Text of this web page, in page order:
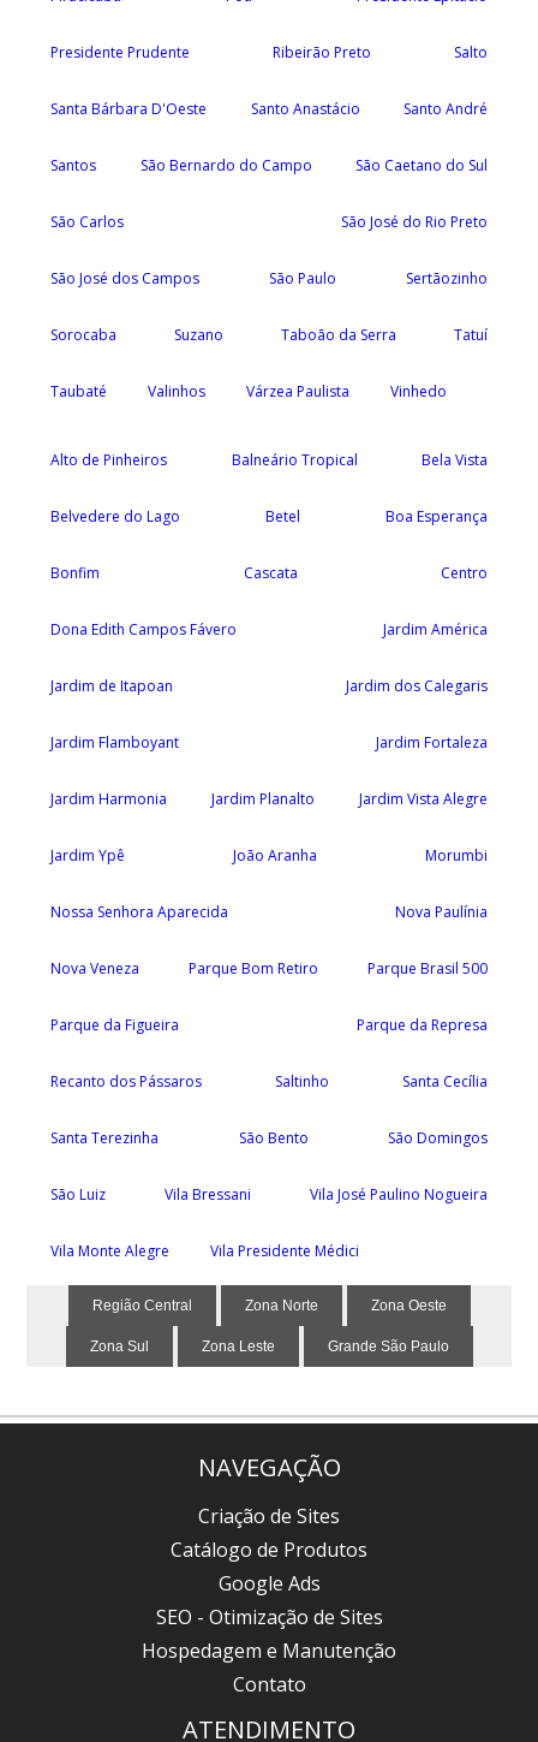
Presidente Prudente Ribeirão Preto Salto
Santa Bárbara D'Oeste Santo Anastácio Santo André
Santos São Bernardo do Campo São Caetano do Sul
São Carlos São José do Rio Preto
São José dos Campos São Paulo Sertãozinho
Sorocaba Suzano Taboão da Serra Tatuí
Taubaté Valinhos Várzea Paulista Vinhedo
Alto de Pinheiros Balneário Tropical Bela Vista
Belvedere do Lago Betel Boa Esperança
Bonfim Cascata Centro
Dona Edith Campos Fávero Jardim América
Jardim de Itapoan Jardim dos Calegaris
Jardim Flamboyant Jardim Fortaleza
Jardim Harmonia Jardim Planalto Jardim Vista Alegre
Jardim Ypê João Aranha Morumbi
Nossa Senhora Aparecida Nova Paulínia
Nova Veneza Parque Bom Retiro Parque Brasil 500
Parque da Figueira Parque da Represa
Recanto dos Pássaros Saltinho Santa Cecília
Santa Terezinha São Bento São Domingos
São Luiz Vila Bressani Vila José Paulino Nogueira
Vila Monte Alegre Vila Presidente Médici
Região Central Zona Norte Zona Oeste
Zona Sul Zona Leste Grande São Paulo
NAVEGAÇÃO
Criação de Sites
Catálogo de Produtos
Google Ads
SEO - Otimização de Sites
Hospedagem e Manutenção
Contato
ATENDIMENTO